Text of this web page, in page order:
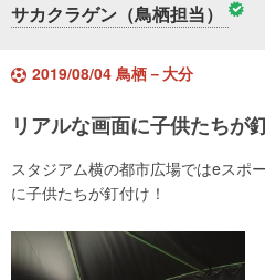
サカクラゲン（鳥栖担当）
2019/08/04 鳥栖－大分
リアルな画面に子供たちが
スタジアム横の都市広場ではeスポ
に子供たちが釘付け！